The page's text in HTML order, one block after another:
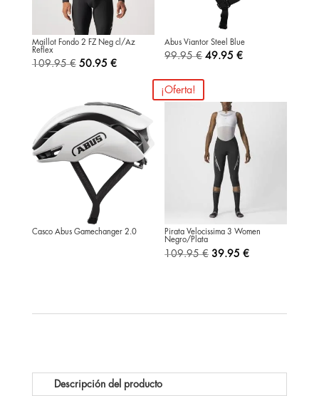
Maillot Fondo 2 FZ Neg cl/Az
Reflex
109.95 € El
original
era:
109.95 €.
50.95 €El
es:
50.95 €.
Abus Viantor Steel Blue
99.95 € El
era:
99.95 €.
49.95 €El
49.95 €.
Casco Abus Gamechanger 2.0
¡Oferta!
Pirata Velocissima 3 Women
Negro/Plata
109.95 € El
39.95 €El
Descripción del producto